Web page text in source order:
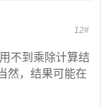
12#
不到乘除计算结
然，结果可能在